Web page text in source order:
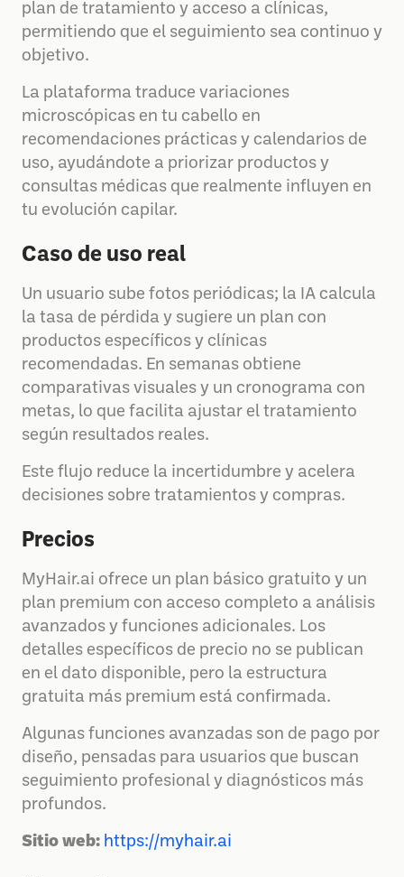
plan de tratamiento y acceso a clínicas,
permitiendo que el seguimiento sea continuo y
objetivo.
La plataforma traduce variaciones
microscópicas en tu cabello en
recomendaciones prácticas y calendarios de
uso, ayudándote a priorizar productos y
consultas médicas que realmente influyen en
tu evolución capilar.
Caso de uso real
Un usuario sube fotos periódicas; la IA calcula
la tasa de pérdida y sugiere un plan con
productos específicos y clínicas
recomendadas. En semanas obtiene
comparativas visuales y un cronograma con
metas, lo que facilita ajustar el tratamiento
según resultados reales.
Este flujo reduce la incertidumbre y acelera
decisiones sobre tratamientos y compras.
Precios
MyHair.ai ofrece un plan básico gratuito y un
plan premium con acceso completo a análisis
avanzados y funciones adicionales. Los
detalles específicos de precio no se publican
en el dato disponible, pero la estructura
gratuita más premium está confirmada.
Algunas funciones avanzadas son de pago por
diseño, pensadas para usuarios que buscan
seguimiento profesional y diagnósticos más
profundos.
Sitio web: https://myhair.ai